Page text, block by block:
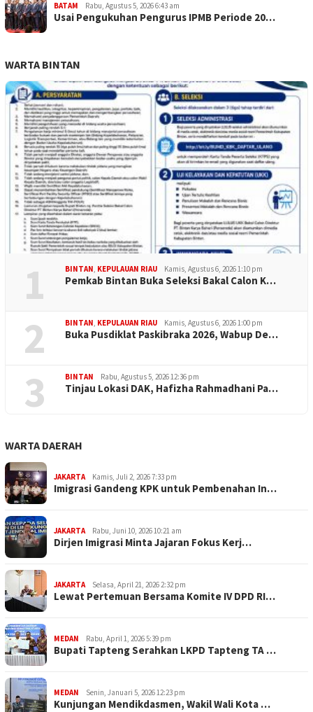
BATAM Rabu, Agustus 5, 2026 6:43 am
Usai Pengukuhan Pengurus IPMB Periode 20…
WARTA BINTAN
1 BINTAN, KEPULAUAN RIAU Kamis, Agustus 6, 2026 1:10 pm
Pemkab Bintan Buka Seleksi Bakal Calon K…
2 BINTAN, KEPULAUAN RIAU Kamis, Agustus 6, 2026 1:00 pm
Buka Pusdiklat Paskibraka 2026, Wabup De…
3 BINTAN Rabu, Agustus 5, 2026 12:36 pm
Tinjau Lokasi DAK, Hafizha Rahmadhani Pa…
WARTA DAERAH
JAKARTA Kamis, Juli 2, 2026 7:33 pm
Imigrasi Gandeng KPK untuk Pembenahan In…
JAKARTA Rabu, Juni 10, 2026 10:21 am
Dirjen Imigrasi Minta Jajaran Fokus Kerj…
JAKARTA Selasa, April 21, 2026 2:32 pm
Lewat Pertemuan Bersama Komite IV DPD RI…
MEDAN Rabu, April 1, 2026 5:39 pm
Bupati Tapteng Serahkan LKPD Tapteng TA …
MEDAN Senin, Januari 5, 2026 12:23 pm
Kunjungan Mendikdasmen, Wakil Wali Kota …